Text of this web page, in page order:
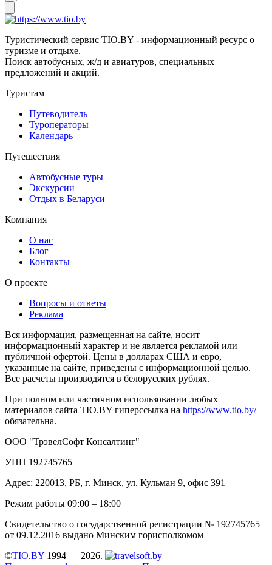
Туристический сервис TIO.BY - информационный ресурс о
туризме и отдыхе.
Поиск автобусных, ж/д и авиатуров, специальных
предложений и акций.
Туристам
Путеводитель
Туроператоры
Календарь
Путешествия
Автобусные туры
Экскурсии
Отдых в Беларуси
Компания
О нас
Блог
Контакты
О проекте
Вопросы и ответы
Реклама
Вся информация, размещенная на сайте, носит
информационный характер и не является рекламой или
публичной офертой. Цены в долларах США и евро,
указанные на сайте, приведены с информационной целью.
Все расчеты производятся в белорусских рублях.
При полном или частичном использовании любых
материалов сайта TIO.BY гиперссылка на https://www.tio.by/
обязательна.
ООО "ТрэвелСофт Консалтинг"
УНП 192745765
Адрес: 220013, РБ, г. Минск, ул. Кульман 9, офис 391
Режим работы 09:00 – 18:00
Свидетельство о государственной регистрации № 192745765
от 09.12.2016 выдано Минским горисполкомом
©TIO.BY 1994 — 2026.